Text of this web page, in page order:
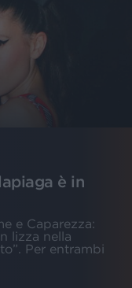
è in
e Caparezza:
lizza nella
Per entrambi